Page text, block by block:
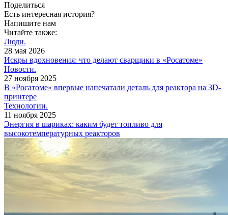
Поделиться
Есть интересная история?
Напишите нам
Читайте также:
Люди.
28 мая 2026
Искры вдохновения: что делают сварщики в «Росатоме»
Новости.
27 ноября 2025
В «Росатоме» впервые напечатали деталь для реактора на 3D-
принтере
Технологии.
11 ноября 2025
Энергия в шариках: каким будет топливо для
высокотемпературных реакторов